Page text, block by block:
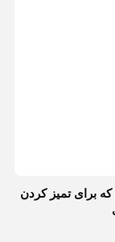
برای تمیز کردن